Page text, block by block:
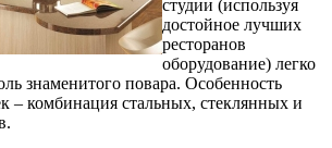
студии (используя
достойное лучших
ресторанов
оборудование) легко
знаменитого повара. Особенность
– комбинация стальных, стеклянных и